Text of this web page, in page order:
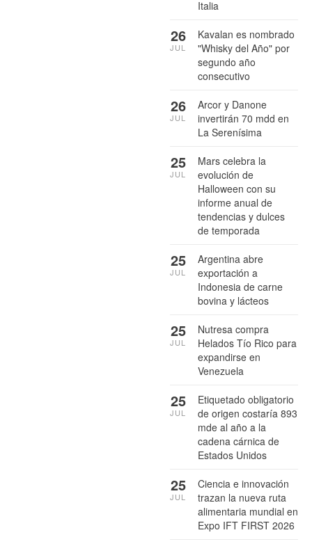
Italia
Kavalan es nombrado
"Whisky del Año" por
segundo año
consecutivo
26
JUL
Arcor y Danone
invertirán 70 mdd en
La Serenísima
26
JUL
Mars celebra la
evolución de
Halloween con su
informe anual de
tendencias y dulces
de temporada
25
JUL
Argentina abre
exportación a
Indonesia de carne
bovina y lácteos
25
JUL
Nutresa compra
Helados Tío Rico para
expandirse en
Venezuela
25
JUL
Etiquetado obligatorio
de origen costaría 893
mde al año a la
cadena cárnica de
Estados Unidos
25
JUL
Ciencia e innovación
trazan la nueva ruta
alimentaria mundial en
Expo IFT FIRST 2026
25
JUL